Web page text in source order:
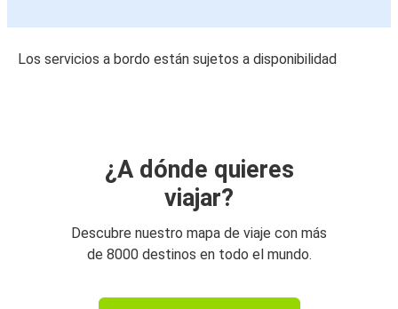
Los servicios a bordo están sujetos a disponibilidad
¿A dónde quieres
viajar?
Descubre nuestro mapa de viaje con más
de 8000 destinos en todo el mundo.